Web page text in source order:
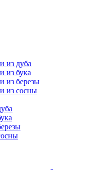
из дуба
из бука
из березы
из сосны